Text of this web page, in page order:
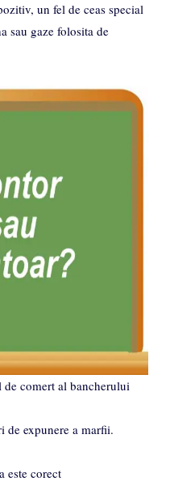
un fel de ceas special
sau gaze folosita de
comert al bancherului
de expunere a marfii.
este corect